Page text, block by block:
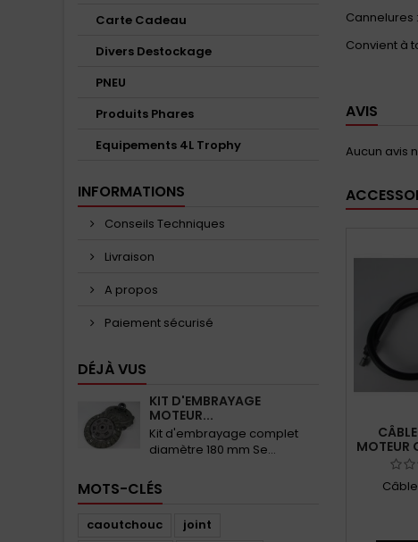
Carte Cadeau
Divers Destockage
PNEU
Produits Phares
Equipements 4L Trophy
INFORMATIONS
Conseils Techniques
Livraison
A propos
Paiement sécurisé
DÉJÀ VUS
KIT D'EMBRAYAGE
MOTEUR...
Kit d'embrayage complet
diamètre 180 mm Se...
MOTS-CLÉS
caoutchouc
joint
Cannelures
Convient à
AVIS
Aucun avis
MOTEUR